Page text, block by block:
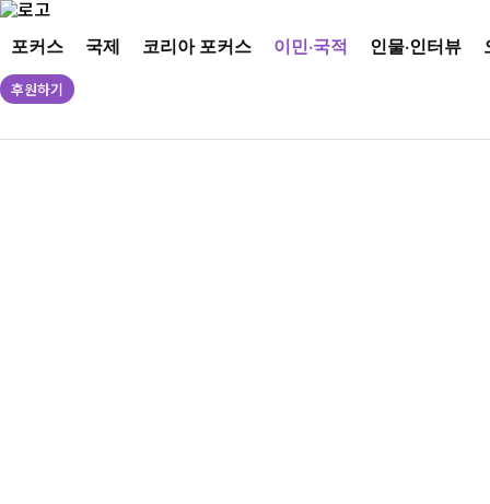
포커스 국제 코리아 포커스 이민·국적 인물·인터뷰
후원하기